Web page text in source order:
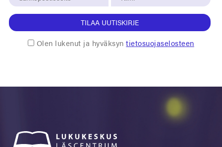
TILAA UUTISKIRJE
Olen lukenut ja hyväksyntietosuojaselosteen